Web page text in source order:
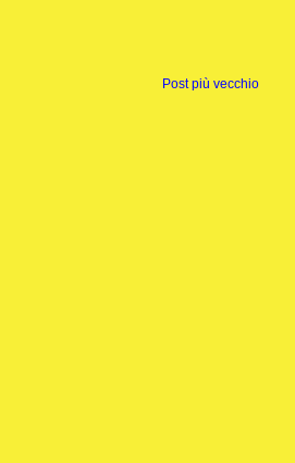
Post più vecchio